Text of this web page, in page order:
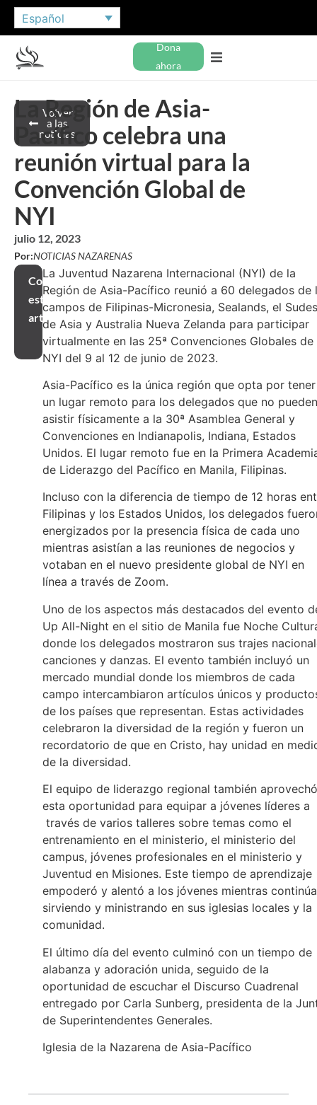
Español
Dona
ahora
Volver
a las
noticias
La Región de Asia-
Pacífico celebra una
reunión virtual para la
Convención Global de
NYI
julio 12, 2023
Por:NOTICIAS NAZARENAS
Compartir
este
artículo
La Juventud Nazarena Internacional (NYI) de la
Región de Asia-Pacífico reunió a 60 delegados de
campos de Filipinas-Micronesia, Sealands, el
de Asia y Australia Nueva Zelanda para participar
virtualmente en las 25ª Convenciones Globales de
NYI del 9 al 12 de junio de 2023.
Asia-Pacífico es la única región que opta por tener
un lugar remoto para los delegados que no pueden
asistir físicamente a la 30ª Asamblea General y
Convenciones en Indianapolis, Indiana, Estados
Unidos. El lugar remoto fue en la Primera
de Liderazgo del Pacífico en Manila, Filipinas.
Incluso con la diferencia de tiempo de 12 horas
Filipinas y los Estados Unidos, los delegados
energizados por la presencia física de cada uno
mientras asistían a las reuniones de negocios y
votaban en el nuevo presidente global de NYI en
línea a través de Zoom.
Uno de los aspectos más destacados del evento
Up All-Night en el sitio de Manila fue Noche
donde los delegados mostraron sus trajes
canciones y danzas. El evento también incluyó un
mercado mundial donde los miembros de cada
campo intercambiaron artículos únicos y
de los países que representan. Estas actividades
celebraron la diversidad de la región y fueron un
recordatorio de que en Cristo, hay unidad en
de la diversidad.
El equipo de liderazgo regional también aprovechó
esta oportunidad para equipar a jóvenes líderes a
través de varios talleres sobre temas como el
entrenamiento en el ministerio, el ministerio del
campus, jóvenes profesionales en el ministerio y
Juventud en Misiones. Este tiempo de aprendizaje
empoderó y alentó a los jóvenes mientras
sirviendo y ministrando en sus iglesias locales y la
comunidad.
El último día del evento culminó con un tiempo de
alabanza y adoración unida, seguido de la
oportunidad de escuchar el Discurso Cuadrenal
entregado por Carla Sunberg, presidenta de la
de Superintendentes Generales.
Iglesia de la Nazarena de Asia-Pacífico